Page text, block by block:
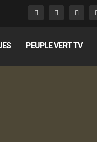
PEUPLE VERT TV